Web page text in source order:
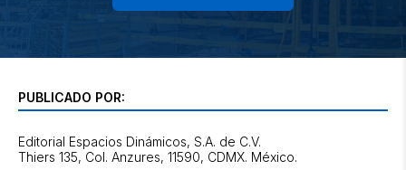
PUBLICADO POR:
Editorial Espacios Dinámicos, S.A. de C.V.